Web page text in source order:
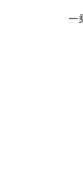
一